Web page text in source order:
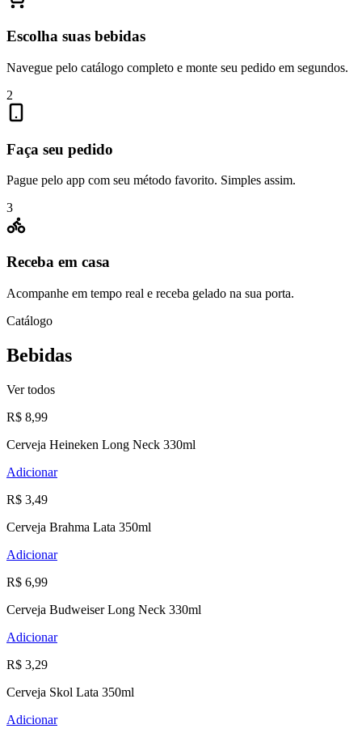
Escolha suas bebidas
Navegue pelo catálogo completo e monte seu pedido em segundos.
2
Faça seu pedido
Pague pelo app com seu método favorito. Simples assim.
3
Receba em casa
Acompanhe em tempo real e receba gelado na sua porta.
Catálogo
Bebidas
Ver todos
R$ 8,99
Cerveja Heineken Long Neck 330ml
Adicionar
R$ 3,49
Cerveja Brahma Lata 350ml
Adicionar
R$ 6,99
Cerveja Budweiser Long Neck 330ml
Adicionar
R$ 3,29
Cerveja Skol Lata 350ml
Adicionar